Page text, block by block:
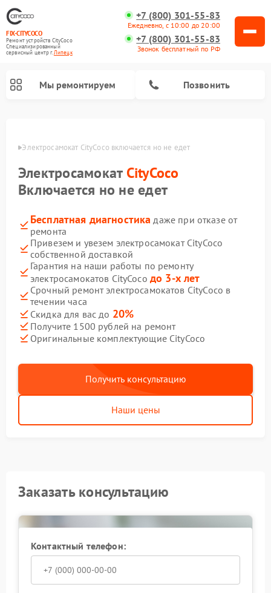
FIX-CITYCOCO
Ремонт устройств CityCoco
Специализированный
cервисный центр г.Липецк
+7 (800) 301-55-83
Ежедневно, с 10:00 до 20:00
+7 (800) 301-55-83
Звонок бесплатный по РФ
Мы ремонтируем Позвонить
Электросамокат CityCoco включается но не едет
Электросамокат CityCoco
Включается но не едет
Бесплатная диагностика даже при отказе от
ремонта
Привезем и увезем электросамокат CityCoco
собственной доставкой
Гарантия на наши работы по ремонту
электросамокатов CityCoco до 3-х лет
Срочный ремонт электросамокатов CityCoco в
течении часа
Скидка для вас до 20%
Получите 1500 рублей на ремонт
Оригинальные комплектующие CityCoco
Получить консультацию
Наши цены
Заказать консультацию
Контактный телефон: